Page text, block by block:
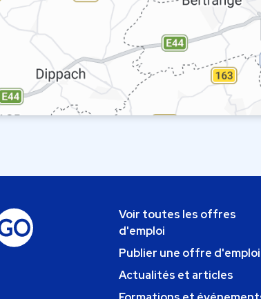
Voir toutes les offres
d'emploi
Publier une offre d'emploi
Actualités et articles